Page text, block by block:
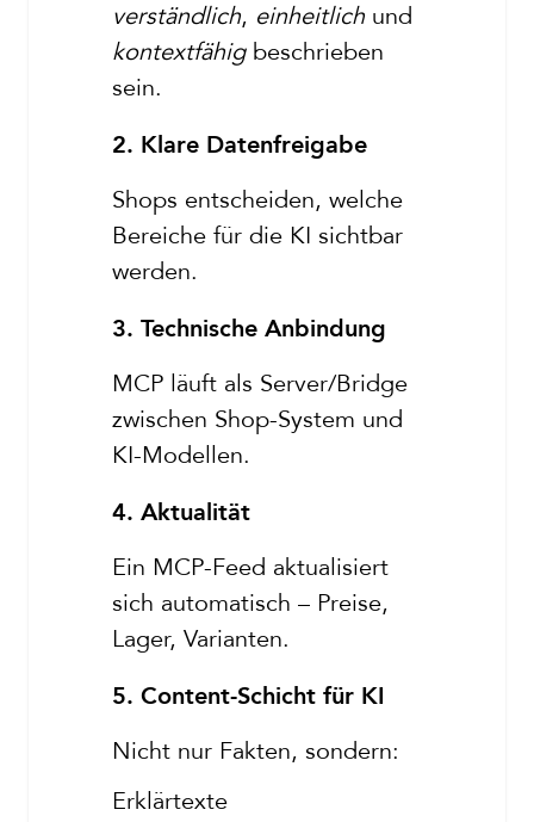
verständlich, einheitlich und
kontextfähigbeschrieben
sein.
2. Klare Datenfreigabe
Shops entscheiden, welche
Bereiche für die KI sichtbar
werden.
3. Technische Anbindung
MCP läuft als Server/Bridge
zwischen Shop-System und
KI-Modellen.
4. Aktualität
Ein MCP-Feed aktualisiert
sich automatisch – Preise,
Lager, Varianten.
5. Content-Schicht für KI
Nicht nur Fakten, sondern:
Erklärtexte